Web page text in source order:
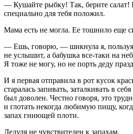
— Кушайте рыбку! Так, берите салат!
специально для тебя положил.
Мама есть не могла. Ее тошнило еще
— Ешь, говорю, — шикнула я,
не услышит, а бабушка все-таки на
Я тоже не могу, но не порть деду
И я первая отправила в рот кусок
старалась запивать, заталкивать в
был доволен. Честно говоря, это
и глотать некогда любимую пищу,
запах гниющей плоти.
Дедуля не чувствителен к запахам.